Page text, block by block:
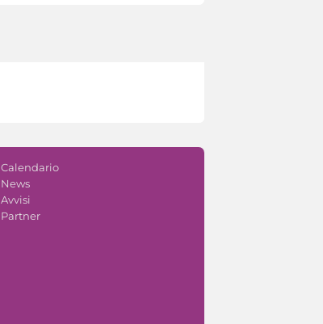
Calendario
News
Avvisi
Partner